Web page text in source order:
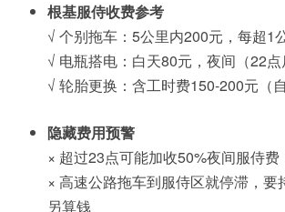
根基服侍收费参考
√ 个别拖车：5公里内200元，每超1
√ 电瓶搭电：白天80元，夜间（22
√ 轮胎更换：含工时费150-200元（
隐藏费用预警
× 超过23点可能加收50%夜间服侍费
× 高速公路拖车到服侍区就停滞，要
另算钱